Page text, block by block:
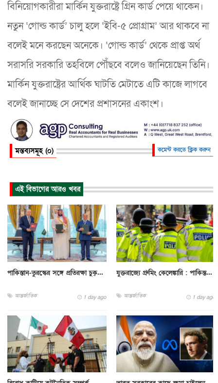
বিনিয়োগকারীরা মার্কিন যুক্তরাষ্ট্রে গ্রিন কার্ড পেয়ে থাকেন।
নতুন ‘গোল্ড কার্ড’ চালু হলে ‘ইবি-৫ প্রোগ্রাম’ আর থাকবে না
বলেই মনে করছেন অনেকে। ‘গোল্ড কার্ড’ থেকে প্রাপ্ত অর্থ
সরাসরি সরকারি তহবিলে পৌঁছবে বলেও জানিয়েছেন তিনি।
মার্কিন যুক্তরাষ্ট্রের আর্থিক ঘাটতি মেটাতে এটি কাজে লাগবে
বলেই জানাচ্ছে সে দেশের প্রশাসনের একাংশ।
মন্তব্যসমূহ (০) কমেন্ট করতে ক্লিক করুন
এই বিভাগের আরও খবর
পাকিস্তান-তুরস্কের সঙ্গে প্রতিরক্ষা চুক্...
আন্তর্জাতিক 1 day ago
যুক্তরাজ্যে গ্রুমিং কেলেঙ্কারি : পাকিস্ত...
আন্তর্জাতিক 1 day ago